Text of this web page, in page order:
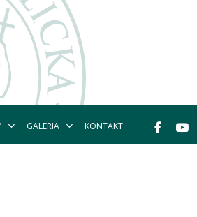
GALERIA KONTAKT facebookyoutube